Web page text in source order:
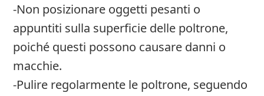
-Non posizionare oggetti pesanti o
appuntiti sulla superficie delle poltrone,
poiché questi possono causare danni o
macchie.
-Pulire regolarmente le poltrone, seguendo